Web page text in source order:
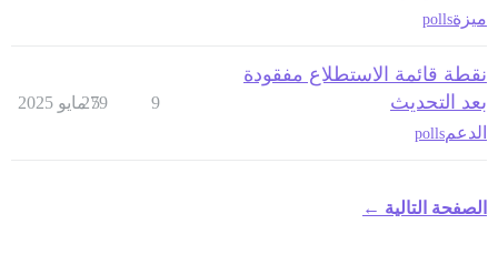
ميزةpolls
نقطة قائمة الاستطلاع مفقودة
بعد التحديث
الدعمpolls
9
279
5 مايو 2025
الصفحة التالية ←